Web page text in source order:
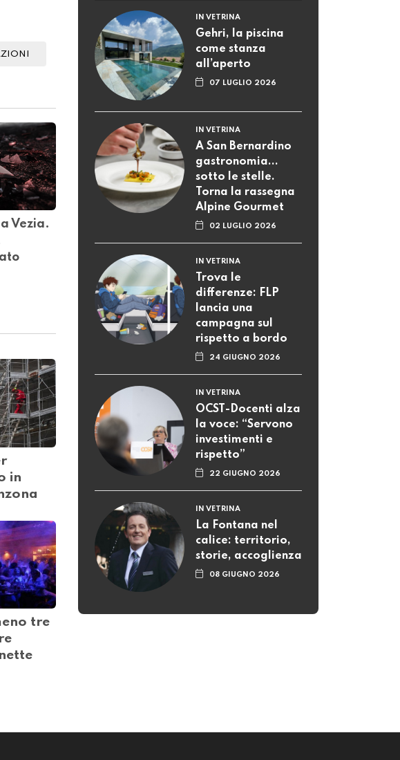
Vezia.
in
tre
IN VETRINA
Gehri, la piscina
come stanza
all’aperto
07 LUGLIO 2026
IN VETRINA
A San Bernardino
gastronomia...
sotto le stelle.
Torna la rassegna
Alpine Gourmet
02 LUGLIO 2026
IN VETRINA
Trova le
differenze: FLP
lancia una
campagna sul
rispetto a bordo
24 GIUGNO 2026
IN VETRINA
OCST-Docenti alza
la voce: “Servono
investimenti e
rispetto”
22 GIUGNO 2026
IN VETRINA
La Fontana nel
calice: territorio,
storie, accoglienza
08 GIUGNO 2026